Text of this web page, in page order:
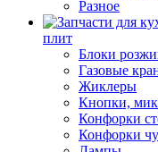
Разное
плит
Блоки
Газовые
Жиклеры
Кнопки,
Конфорки
Конфорки